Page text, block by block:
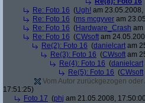
Re: Foto 16 (Ugh! am 23.05.2008,
Re: Foto 16 (ms mcgyver am
Re: Foto 16 (Hardware_Crash am
Re: Foto 16 (CWsoft am
Re(2): Foto 16 (danielcart am
Re(3): Foto 16 (CWsoft am
Re(4): Foto 16 (danielcart
Re(5): Foto 16 (CWsoft
Vom Autor zurückgezogen
17:51:25)
Foto 17 (phj am 21.05.2008,